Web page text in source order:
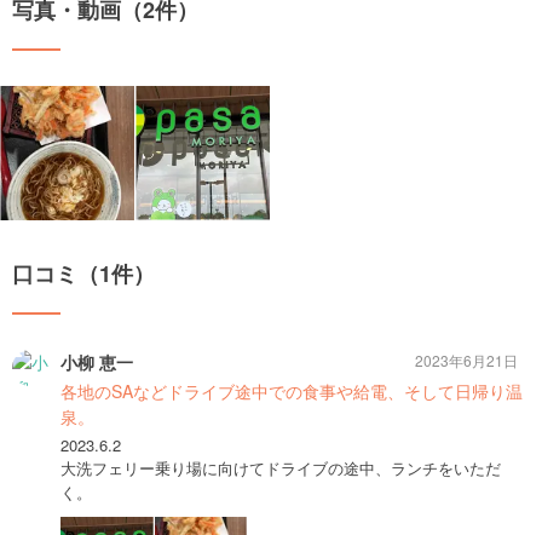
写真・動画（2件）
口コミ（1件）
小柳 恵一
各地のSAなどドライブ途中での食事や給電、そして日帰り温
泉。
2023.6.2
大洗フェリー乗り場に向けてドライブの途中、ランチをいただ
く。
2023年6月21日